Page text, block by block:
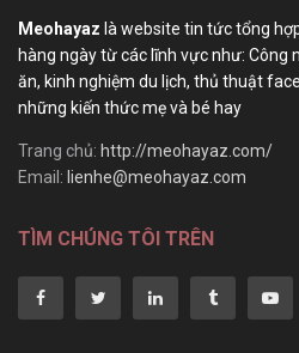
Meohayaz là website tin tức tổng
hàng ngày từ các lĩnh vực như: Công
ăn, kinh nghiệm du lịch, thủ thuật
những kiến thức mẹ và bé hay
Trang chủ: http://meohayaz.com/
Email: lienhe@meohayaz.com
TÌM CHÚNG TÔI TRÊN